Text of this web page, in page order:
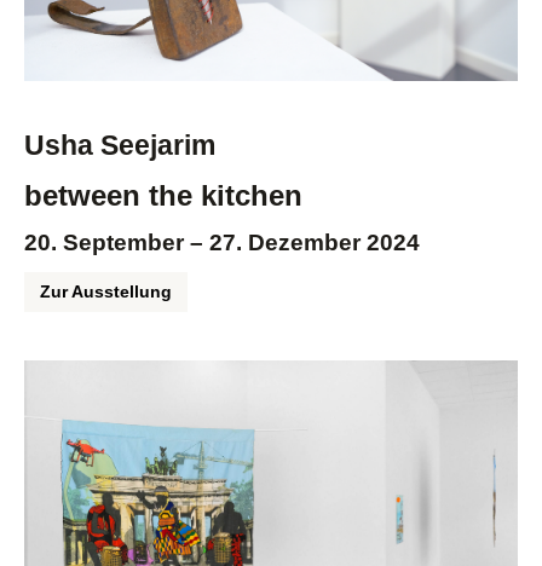
Usha Seejarim
between the kitchen
20. September – 27. Dezember 2024
Zur Ausstellung